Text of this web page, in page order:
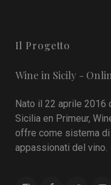
Il Progetto
Wine in Sicily -
Nato il 22 aprile 2016
Sicilia en Primeur,
offre come sistema di
appassionati del vino.